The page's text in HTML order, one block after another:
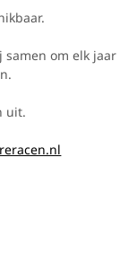
samen om elk jaar
uit.